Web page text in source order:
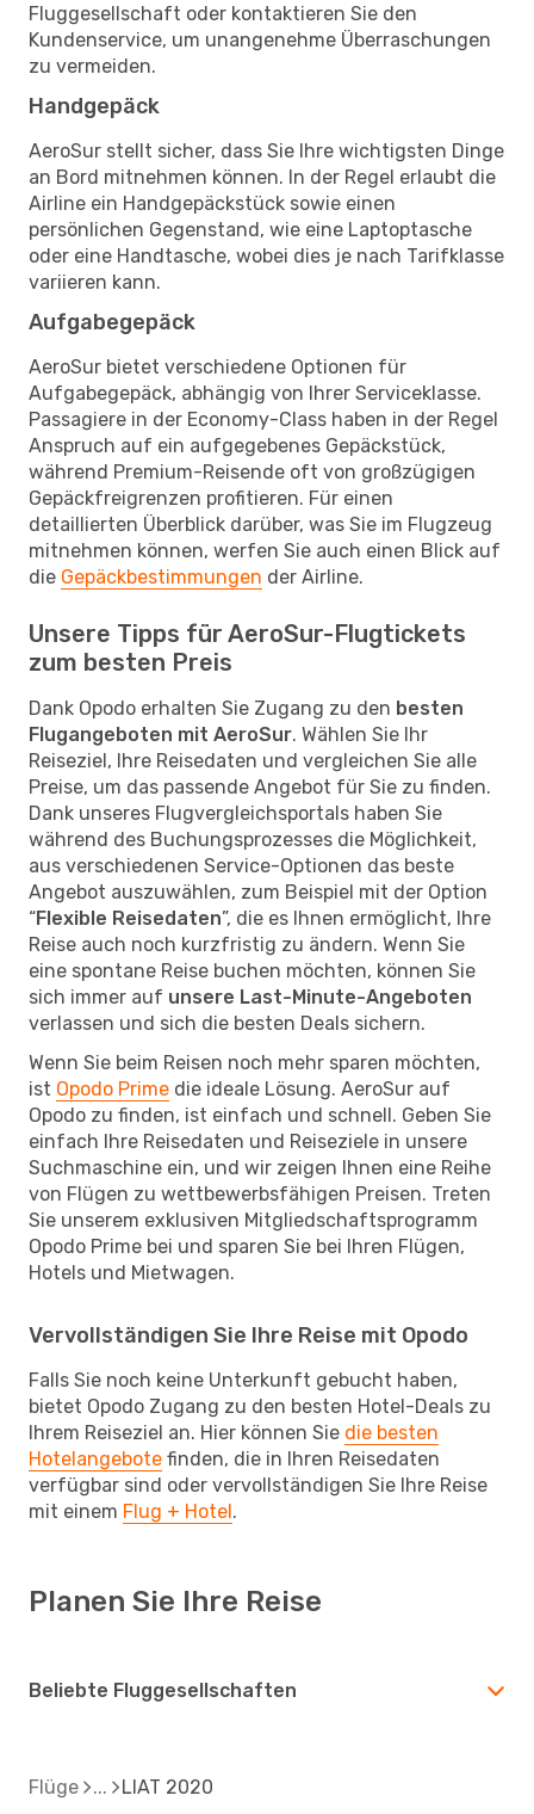
Fluggesellschaft oder kontaktieren Sie den
Kundenservice, um unangenehme Überraschungen
zu vermeiden.
Handgepäck
AeroSur stellt sicher, dass Sie Ihre wichtigsten Dinge
an Bord mitnehmen können. In der Regel erlaubt die
Airline ein Handgepäckstück sowie einen
persönlichen Gegenstand, wie eine Laptoptasche
oder eine Handtasche, wobei dies je nach Tarifklasse
variieren kann.
Aufgabegepäck
AeroSur bietet verschiedene Optionen für
Aufgabegepäck, abhängig von Ihrer Serviceklasse.
Passagiere in der Economy-Class haben in der Regel
Anspruch auf ein aufgegebenes Gepäckstück,
während Premium-Reisende oft von großzügigen
Gepäckfreigrenzen profitieren. Für einen
detaillierten Überblick darüber, was Sie im Flugzeug
mitnehmen können, werfen Sie auch einen Blick auf
die Gepäckbestimmungen der Airline.
Unsere Tipps für AeroSur-Flugtickets
zum besten Preis
Dank Opodo erhalten Sie Zugang zu den besten
Flugangeboten mit AeroSur. Wählen Sie Ihr
Reiseziel, Ihre Reisedaten und vergleichen Sie alle
Preise, um das passende Angebot für Sie zu finden.
Dank unseres Flugvergleichsportals haben Sie
während des Buchungsprozesses die Möglichkeit,
aus verschiedenen Service-Optionen das beste
Angebot auszuwählen, zum Beispiel mit der Option
“Flexible Reisedaten”, die es Ihnen ermöglicht, Ihre
Reise auch noch kurzfristig zu ändern. Wenn Sie
eine spontane Reise buchen möchten, können Sie
sich immer auf unsere Last-Minute-Angeboten
verlassen und sich die besten Deals sichern.
Wenn Sie beim Reisen noch mehr sparen möchten,
ist Opodo Prime die ideale Lösung. AeroSur auf
Opodo zu finden, ist einfach und schnell. Geben Sie
einfach Ihre Reisedaten und Reiseziele in unsere
Suchmaschine ein, und wir zeigen Ihnen eine Reihe
von Flügen zu wettbewerbsfähigen Preisen. Treten
Sie unserem exklusiven Mitgliedschaftsprogramm
Opodo Prime bei und sparen Sie bei Ihren Flügen,
Hotels und Mietwagen.
Vervollständigen Sie Ihre Reise mit Opodo
Falls Sie noch keine Unterkunft gebucht haben,
bietet Opodo Zugang zu den besten Hotel-Deals zu
Ihrem Reiseziel an. Hier können Sie die besten
Hotelangebote finden, die in Ihren Reisedaten
verfügbar sind oder vervollständigen Sie Ihre Reise
mit einem Flug + Hotel.
Planen Sie Ihre Reise
Beliebte Fluggesellschaften
Flüge LIAT 2020